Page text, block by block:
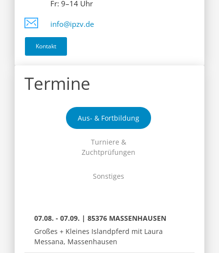
Fr: 9–14 Uhr
info@ipzv.de
Kontakt
Termine
Aus- & Fortbildung
Turniere &
Zuchtprüfungen
Sonstiges
07.08. - 07.09. | 85376 MASSENHAUSEN
Großes + Kleines Islandpferd mit Laura
Messana, Massenhausen